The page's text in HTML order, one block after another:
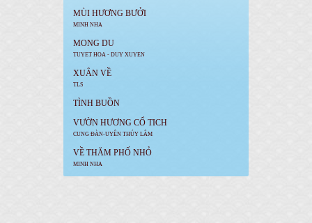
MÙI HƯƠNG BƯỞI
MINH NHA
MONG DU
TUYET HOA - DUY XUYEN
XUÂN VỀ
TLS
TÌNH BUỒN
VƯỜN HƯƠNG CỔ TICH
CUNG ĐÀN-UYÊN THÚY LÂM
VỀ THĂM PHỐ NHỎ
MINH NHA